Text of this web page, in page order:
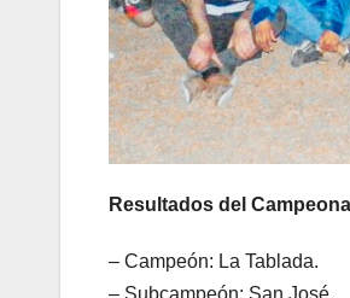
Resultados del
– Campeón: La Tablada.